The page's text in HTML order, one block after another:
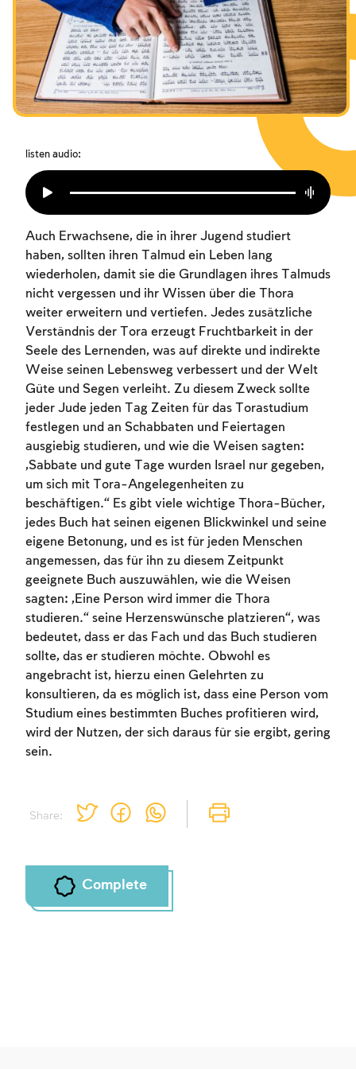
Das Fasten der Zerstörung
Amtseinführung
Purim
listen audio:
Share:
Auch Erwachsene, die in ihrer Jugend studiert
haben, sollten ihren Talmud ein Leben lang
wiederholen, damit sie die Grundlagen ihres Talmuds
nicht vergessen und ihr Wissen über die Thora
weiter erweitern und vertiefen. Jedes zusätzliche
Verständnis der Tora erzeugt Fruchtbarkeit in der
Seele des Lernenden, was auf direkte und indirekte
Weise seinen Lebensweg verbessert und der Welt
Güte und Segen verleiht. Zu diesem Zweck sollte
jeder Jude jeden Tag Zeiten für das Torastudium
festlegen und an Schabbaten und Feiertagen
ausgiebig studieren, und wie die Weisen sagten:
„Sabbate und gute Tage wurden Israel nur gegeben,
um sich mit Tora-Angelegenheiten zu
beschäftigen.“ Es gibt viele wichtige Thora-Bücher,
jedes Buch hat seinen eigenen Blickwinkel und seine
eigene Betonung, und es ist für jeden Menschen
angemessen, das für ihn zu diesem Zeitpunkt
geeignete Buch auszuwählen, wie die Weisen
sagten: „Eine Person wird immer die Thora
studieren.“ seine Herzenswünsche platzieren“, was
bedeutet, dass er das Fach und das Buch studieren
sollte, das er studieren möchte. Obwohl es
angebracht ist, hierzu einen Gelehrten zu
konsultieren, da es möglich ist, dass eine Person vom
Studium eines bestimmten Buches profitieren wird,
wird der Nutzen, der sich daraus für sie ergibt, gering
sein.
Complete
Account required
To mark concepts as learned, you'll need
to create an account or log in.
Sign up Login